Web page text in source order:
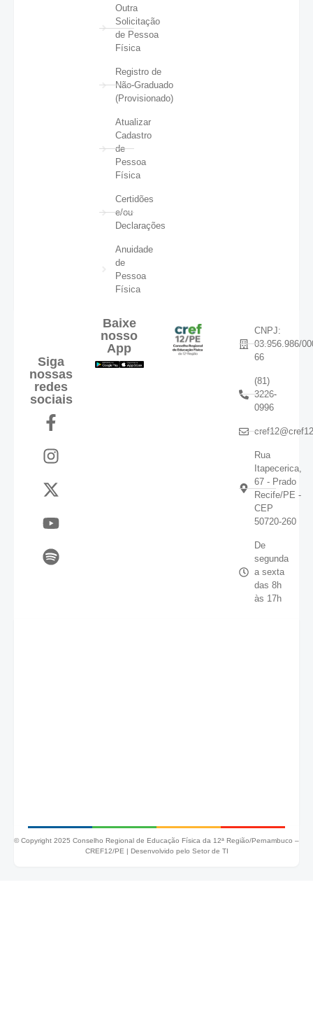
Outra
Solicitação
de Pessoa
Física
Registro de
Não-Graduado
(Provisionado)
Atualizar
Cadastro
de
Pessoa
Física
Certidões
e/ou
Declarações
Anuidade
de
Pessoa
Física
Siga
nossas
redes
sociais
Baixe
nosso
App
CNPJ:
03.956.986/
66
(81)
3226-
0996
Rua
Itapecerica,
67 - Prado
Recife/PE -
CEP
50720-260
De
segunda
a sexta
das 8h
às 17h
© Copyright 2025 Conselho Regional de Educação Física da 12ª Região/Pernambuco –
CREF12/PE | Desenvolvido pelo Setor de TI